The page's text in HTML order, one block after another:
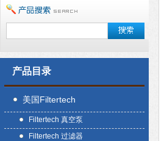
产品目录
美国Filtertech
Filtertech 真空泵
Filtertech 过滤器